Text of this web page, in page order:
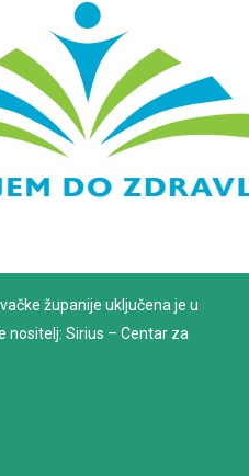
županije uključena je u
nositelj: Sirius – Centar za